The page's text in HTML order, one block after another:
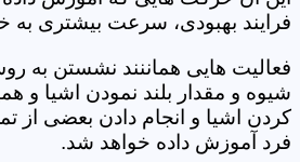
فرایند بهبودی، سرعت بیشتری به
فعالیت هایی هماننند نشستن به
شیوه و مقدار بلند نمودن اشیا و
کردن اشیا و انجام دادن بعضی از
فرد آموزش داده خواهد شد.